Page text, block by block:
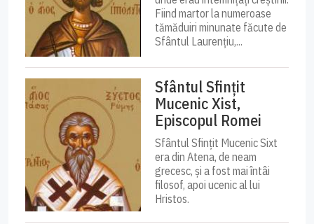
Fiind martor la numeroase
tămăduiri minunate făcute de
Sfântul Laurențiu,...
Sfântul Sfințit
Mucenic Xist,
Episcopul Romei
Sfântul Sfințit Mucenic Sixt
era din Atena, de neam
grecesc, și a fost mai întâi
filosof, apoi ucenic al lui
Hristos.